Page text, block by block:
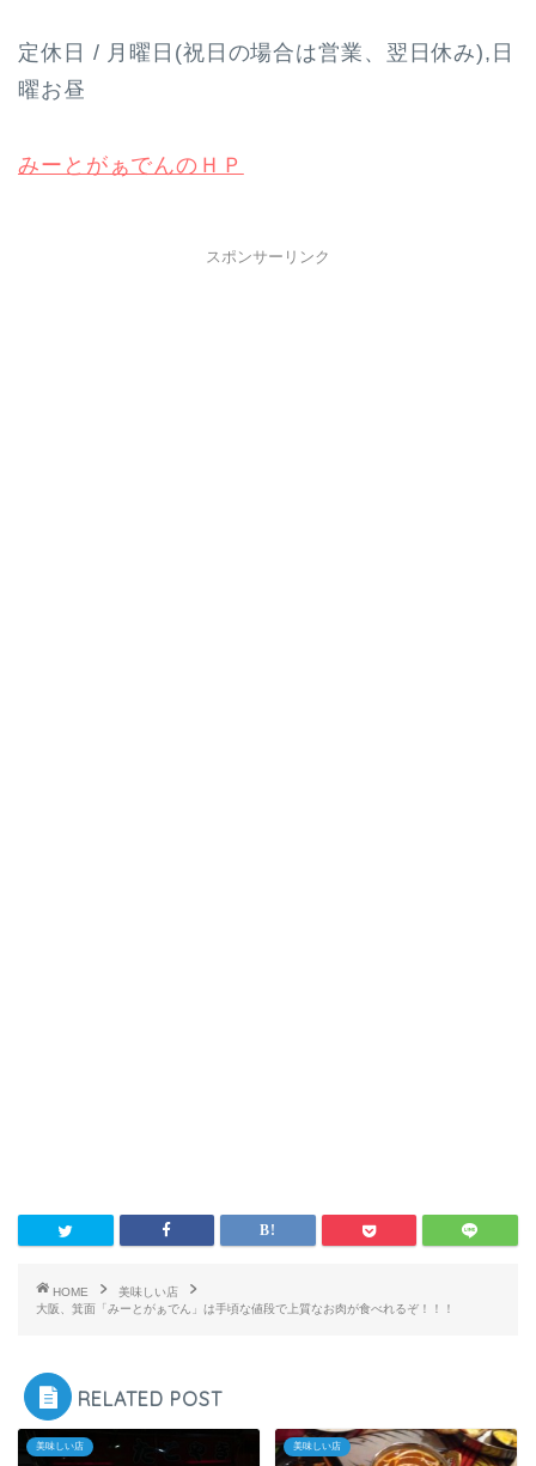
定休日 / 月曜日(祝日の場合は営業、翌日休み),日
曜お昼
みーとがぁでんのＨＰ
スポンサーリンク
HOME
美味しい店
大阪、箕面「みーとがぁでん」は手頃な値段で上質なお肉が食べれるぞ！！！
RELATED POST
美味しい店 美味しい店